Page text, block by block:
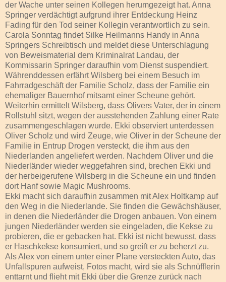
der Wache unter seinen Kollegen herumgezeigt hat. Anna
Springer verdächtigt aufgrund ihrer Entdeckung Heinz
Fading für den Tod seiner Kollegin verantwortlich zu sein.
Carola Sonntag findet Silke Heilmanns Handy in Anna
Springers Schreibtisch und meldet diese Unterschlagung
von Beweismaterial dem Kriminalrat Landau, der
Kommissarin Springer daraufhin vom Dienst suspendiert.
Währenddessen erfährt Wilsberg bei einem Besuch im
Fahrradgeschäft der Familie Scholz, dass der Familie ein
ehemaliger Bauernhof mitsamt einer Scheune gehört.
Weiterhin ermittelt Wilsberg, dass Olivers Vater, der in einem
Rollstuhl sitzt, wegen der ausstehenden Zahlung einer Rate
zusammengeschlagen wurde. Ekki observiert unterdessen
Oliver Scholz und wird Zeuge, wie Oliver in der Scheune der
Familie in Entrup Drogen versteckt, die ihm aus den
Niederlanden angeliefert werden. Nachdem Oliver und die
Niederländer wieder weggefahren sind, brechen Ekki und
der herbeigerufene Wilsberg in die Scheune ein und finden
dort Hanf sowie Magic Mushrooms.
Ekki macht sich daraufhin zusammen mit Alex Holtkamp auf
den Weg in die Niederlande. Sie finden die Gewächshäuser,
in denen die Niederländer die Drogen anbauen. Von einem
jungen Niederländer werden sie eingeladen, die Kekse zu
probieren, die er gebacken hat. Ekki ist nicht bewusst, dass
er Haschkekse konsumiert, und so greift er zu beherzt zu.
Als Alex von einem unter einer Plane versteckten Auto, das
Unfallspuren aufweist, Fotos macht, wird sie als Schnüfflerin
enttarnt und flieht mit Ekki über die Grenze zurück nach